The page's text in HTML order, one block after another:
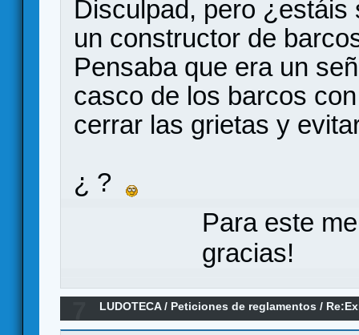
Disculpad, pero ¿estáis
un constructor de
Pensaba que era un
casco de los barcos
cerrar las grietas y
¿ ?
Para este
gracias!
LUDOTECA/ Peticiones de reglamentos /